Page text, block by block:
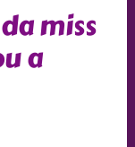
miss
a